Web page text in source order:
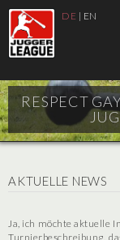
DE | EN
RESPECT
AKTUELLE NEWS
Ja, ich möchte aktuelle
Turnierbeschreibung,